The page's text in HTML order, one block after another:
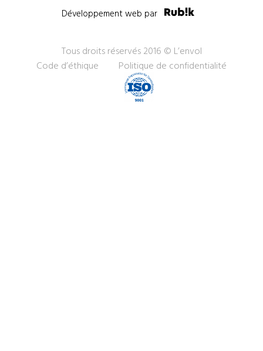
Développement web par
Tous droits réservés 2016 © L’envol
Code d’éthique
Politique de confidentialité